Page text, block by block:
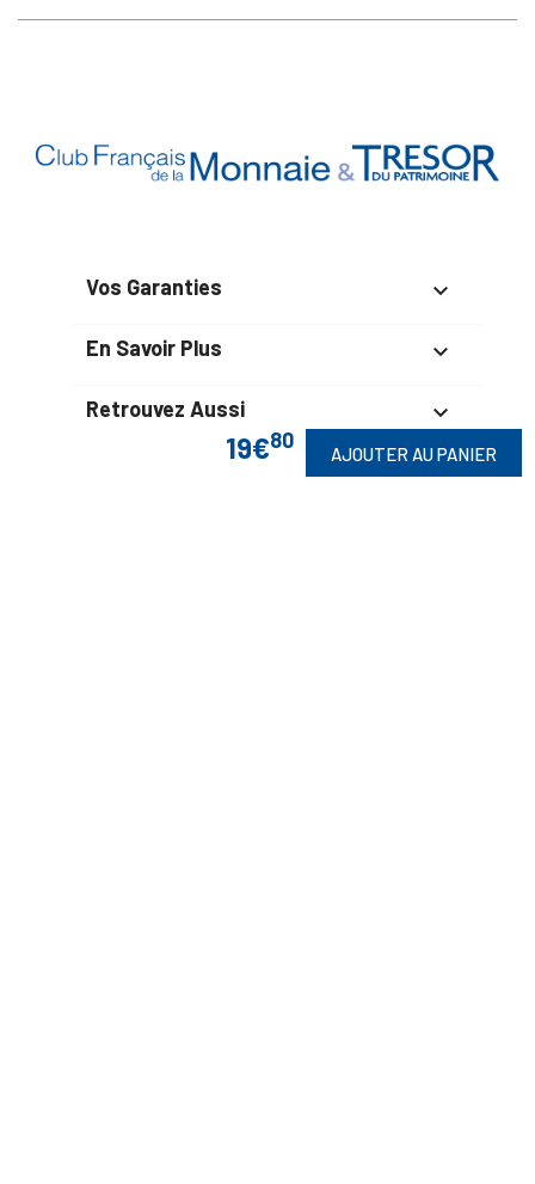
19€80
AJOUTER AU PANIER
Vos Garanties 
En Savoir Plus 
Retrouvez Aussi 